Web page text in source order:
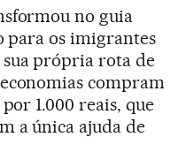
no guia
para os imigrantes
sua própria rota de
compram
1.000 reais, que
a única ajuda de